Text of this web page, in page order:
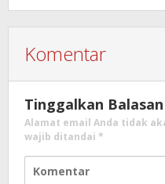
Komentar
Tinggalkan Balasan
Alamat email Anda tidak
wajib ditandai *